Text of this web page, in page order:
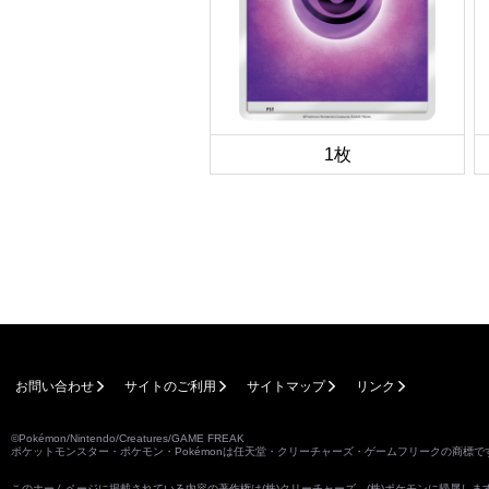
1枚
お問い合わせ サイトのご利用 サイトマップ リンク
©Pokémon/Nintendo/Creatures/GAME FREAK
ポケットモンスター・ポケモン・Pokémonは任天堂・クリーチャーズ・ゲームフリークの商標で